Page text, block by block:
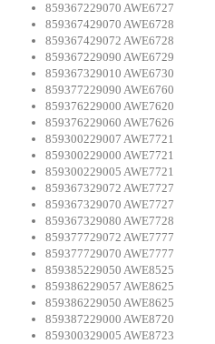
859367229070 AWE6727
859367429070 AWE6728
859367429072 AWE6728
859367229090 AWE6729
859367329010 AWE6730
859377229090 AWE6760
859376229000 AWE7620
859376229060 AWE7626
859300229007 AWE7721
859300229000 AWE7721
859300229005 AWE7721
859367329072 AWE7727
859367329070 AWE7727
859367329080 AWE7728
859377729072 AWE7777
859377729070 AWE7777
859385229050 AWE8525
859386229057 AWE8625
859386229050 AWE8625
859387229000 AWE8720
859300329005 AWE8723